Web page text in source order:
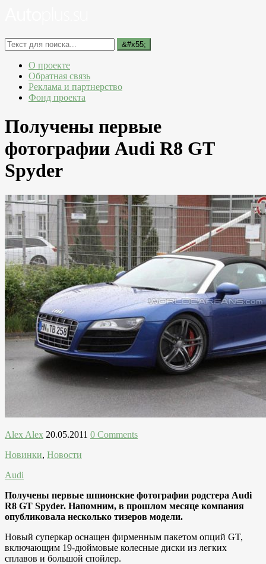
О проекте
Обратная связь
Реклама и партнерство
Фонд проекта
Получены первые
фотографии Audi R8 GT
Spyder
Alex Alex 20.05.2011 0 Comments
Новинки, Новости
Audi
Получены первые шпионские фотографии родстера Audi
R8 GT Spyder. Напомним, в прошлом месяце компания
опубликовала несколько тизеров модели.
Новый суперкар оснащен фирменным пакетом опций GT,
включающим 19-дюймовые колесные диски из легких
сплавов и большой спойлер.